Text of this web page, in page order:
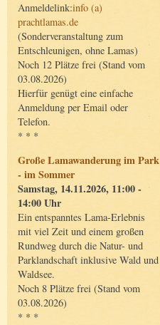
Anmeldelink:info (a)
prachtlamas.de
(Sonderveranstaltung zum
Entschleunigen, ohne Lamas)
Noch 12 Plätze frei (Stand vom
03.08.2026)
Hierfür genügt eine einfache
Anmeldung per Email oder
Telefon.
* * *
Große Lamawanderung im Park
- im Sommer
Samstag, 14.11.2026, 11:00 -
14:00 Uhr
Ein entspanntes Lama-Erlebnis
mit viel Zeit und einem großen
Rundweg durch die Natur- und
Parklandschaft inklusive Wald und
Waldsee.
Noch 8 Plätze frei (Stand vom
03.08.2026)
* * *